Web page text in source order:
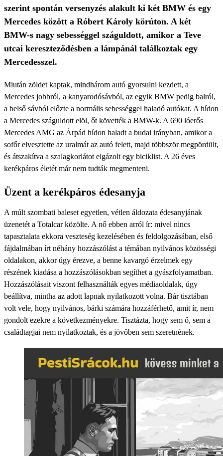
szerint spontán versenyzés alakult ki két BMW és egy
Mercedes között a Róbert Károly körúton. A két
BMW-s nagy sebességgel száguldott, amikor a Teve
utcai kereszteződésben a lámpánál találkoztak egy
Mercedesszel.
Miután zöldet kaptak, mindhárom autó gyorsulni kezdett, a
Mercedes jobbról, a kanyarodósávból, az egyik BMW pedig balról,
a belső sávból előzte a normális sebességgel haladó autókat. A hídon
a Mercedes száguldott elöl, őt követték a BMW-k. A 690 lóerős
Mercedes AMG az Árpád hídon haladt a budai irányban, amikor a
sofőr elvesztette az uralmát az autó felett, majd többször megpördült,
és átszakítva a szalagkorlátot elgázolt egy biciklist. A 26 éves
kerékpáros életét már nem tudták megmenteni.
Üzent a kerékpáros édesanyja
A múlt szombati baleset egyetlen, vétlen áldozata édesanyjának
üzenetét a Totalcar közölte. A nő ebben arról ír: mivel nincs
tapasztalata ekkora veszteség kezelésében és feldolgozásában, első
fájdalmában írt néhány hozzászólást a témában nyilvános közösségi
oldalakon, akkor úgy érezve, a benne kavargó érzelmek egy
részének kiadása a hozzászólásokban segíthet a gyászfolyamatban.
Hozzászólásait viszont felhasználták egyes médiaoldalak, úgy
beállítva, mintha az adott lapnak nyilatkozott volna. Bár tisztában
volt vele, hogy nyilvános, bárki számára hozzáférhető, amit ír, nem
gondolt ezekre a következményekre. Tisztázta, hogy sem ő, sem a
családtagjai nem nyilatkoztak, és a jövőben sem szeretnének.